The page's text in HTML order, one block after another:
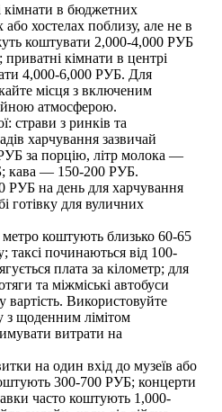
кімнати в бюджетних
хостелах поблизу, але не в
коштувати 2,000-4,000 РУБ
приватні кімнати в центрі
4,000-6,000 РУБ. Для
місця з включеним
атмосферою.
страви з ринків та
харчування зазвичай
за порцію, літр молока —
кава — 150-200 РУБ.
РУБ на день для харчування
готівку для вуличних
метро коштують близько 60-65
таксі починаються від 100-
плата за кілометр; для
та міжміські автобуси
Використовуйте
з щоденним лімітом
витрати на
на один вхід до музеїв або
300-700 РУБ; концерти
часто коштують 1,000-